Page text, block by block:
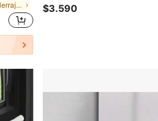
en Familiar Herrajes para ventanas $3.590